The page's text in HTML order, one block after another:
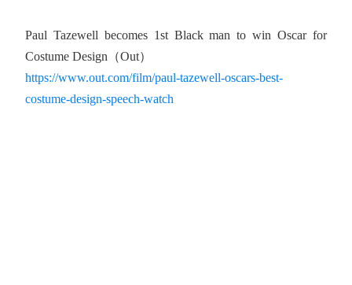
Paul Tazewell becomes 1st Black man to win Oscar for
Costume Design（Out）
https://www.out.com/film/paul-tazewell-oscars-best-
costume-design-speech-watch